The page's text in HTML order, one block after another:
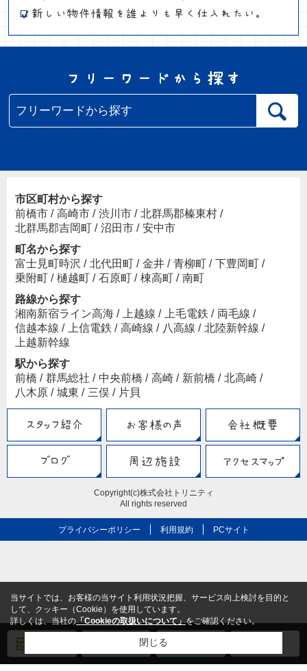
市区町村から探す
前橋市 / 高崎市 / 渋川市 / 北群馬郡榛東村 /
北群馬郡吉岡町 / 沼田市 / 安中市
町名から探す
富士見町時沢 / 北代田町 / 金井 / 青柳町 / 下豊岡町 /
乗附町 / 樋越町 / 石原町 / 棟高町 / 南町
路線から探す
湘南新宿ライン高海 / 上越線 / 上毛電鉄 / 両毛線 /
信越本線 / 上信電鉄 / 高崎線 / 八高線 / 北陸新幹線 /
上越新幹線
駅から探す
前橋 / 群馬総社 / 中央前橋 / 高崎 / 新前橋 / 北高崎 /
八木原 / 城東 / 三俣 / 片貝
Copyright(c)株式会社トリニティ
All rights reserved
プライバシーポリシー 利用規約 PCサイト
当サイトでは、お客様の当サイト利用状況把握、サービス向上検討を目的と
して、クッキー（Cookie）を使用しています。
詳しくは、当社の「Cookieの取扱いについて」をご確認ください。
閉じる